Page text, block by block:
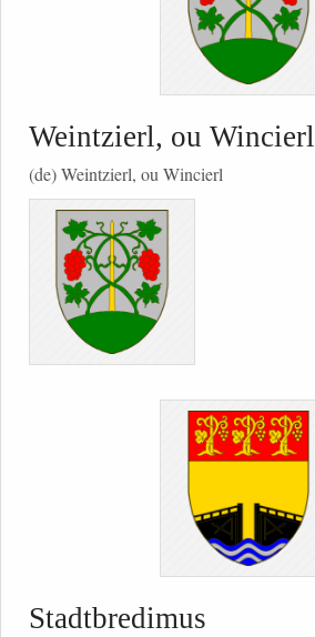
Weintzierl, ou Wincierl
(de) Weintzierl, ou Wincierl
Stadtbredimus